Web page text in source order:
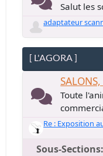
Salut les
adaptateur
[ L'AGORA ]
SALONS,
Toute
Re : Exposition
Sous-Sections